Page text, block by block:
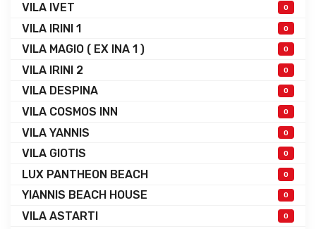
VILA IVET 0
VILA IRINI 1 0
VILA MAGIO ( EX INA 1 ) 0
VILA IRINI 2 0
VILA DESPINA 0
VILA COSMOS INN 0
VILA YANNIS 0
VILA GIOTIS 0
LUX PANTHEON BEACH 0
YIANNIS BEACH HOUSE 0
VILA ASTARTI 0